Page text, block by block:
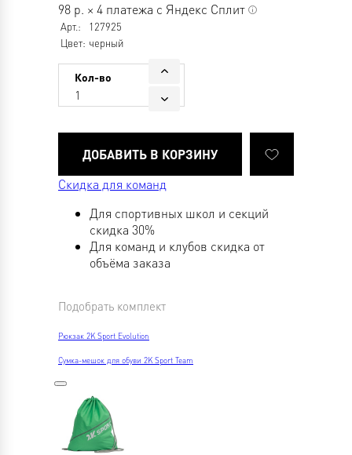
98 р. × 4 платежа с Яндекс Сплит
Арт.:
127925
Цвет: черный
Кол-во
1
Скидка для команд
Для спортивных школ и секций
скидка 30%
Для команд и клубов скидка от
объёма заказа
Подобрать комплект
Рюкзак 2K Sport Evolution
Сумка-мешок для обуви 2K Sport Team